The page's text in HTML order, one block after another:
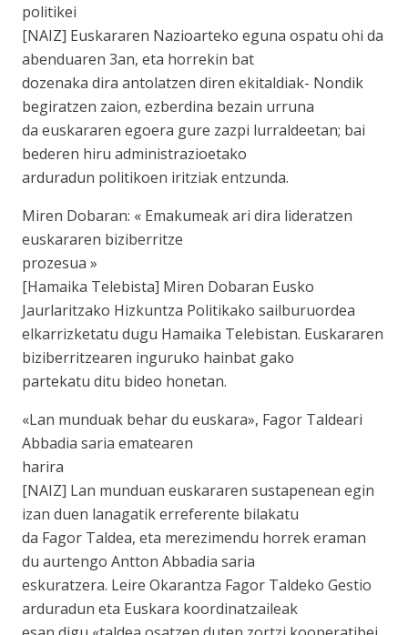
politikei
[NAIZ] Euskararen Nazioarteko eguna ospatu ohi da
abenduaren 3an, eta horrekin bat
dozenaka dira antolatzen diren ekitaldiak- Nondik
begiratzen zaion, ezberdina bezain urruna
da euskararen egoera gure zazpi lurraldeetan; bai
bederen hiru administrazioetako
arduradun politikoen iritziak entzunda.
Miren Dobaran: « Emakumeak ari dira lideratzen
euskararen biziberritze
prozesua »
[Hamaika Telebista] Miren Dobaran Eusko
Jaurlaritzako Hizkuntza Politikako sailburuordea
elkarrizketatu dugu Hamaika Telebistan. Euskararen
biziberritzearen inguruko hainbat gako
partekatu ditu bideo honetan.
«Lan munduak behar du euskara», Fagor Taldeari
Abbadia saria ematearen
harira
[NAIZ] Lan munduan euskararen sustapenean egin
izan duen lanagatik erreferente bilakatu
da Fagor Taldea, eta merezimendu horrek eraman
du aurtengo Antton Abbadia saria
eskuratzera. Leire Okarantza Fagor Taldeko Gestio
arduradun eta Euskara koordinatzaileak